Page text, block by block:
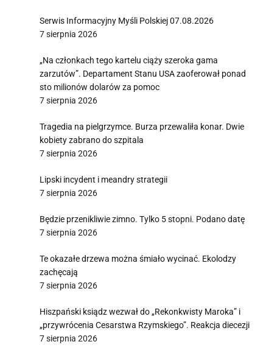
Serwis Informacyjny Myśli Polskiej 07.08.2026
7 sierpnia 2026
„Na członkach tego kartelu ciąży szeroka gama
zarzutów”. Departament Stanu USA zaoferował ponad
sto milionów dolarów za pomoc
7 sierpnia 2026
Tragedia na pielgrzymce. Burza przewaliła konar. Dwie
kobiety zabrano do szpitala
7 sierpnia 2026
Lipski incydent i meandry strategii
7 sierpnia 2026
Będzie przenikliwie zimno. Tylko 5 stopni. Podano datę
7 sierpnia 2026
Te okazałe drzewa można śmiało wycinać. Ekolodzy
zachęcają
7 sierpnia 2026
Hiszpański ksiądz wezwał do „Rekonkwisty Maroka” i
„przywrócenia Cesarstwa Rzymskiego”. Reakcja diecezji
7 sierpnia 2026